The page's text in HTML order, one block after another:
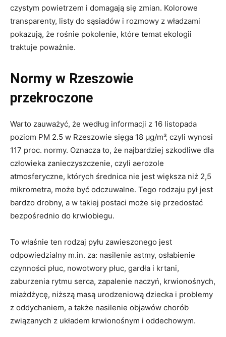
czystym powietrzem i domagają się zmian. Kolorowe
transparenty, listy do sąsiadów i rozmowy z władzami
pokazują, że rośnie pokolenie, które temat ekologii
traktuje poważnie.
Normy w Rzeszowie
przekroczone
Warto zauważyć, że według informacji z 16 listopada
poziom PM 2.5 w Rzeszowie sięga 18 µg/m³, czyli wynosi
117 proc. normy. Oznacza to, że najbardziej szkodliwe dla
człowieka zanieczyszczenie, czyli aerozole
atmosferyczne, których średnica nie jest większa niż 2,5
mikrometra, może być odczuwalne. Tego rodzaju pył jest
bardzo drobny, a w takiej postaci może się przedostać
bezpośrednio do krwiobiegu.
To właśnie ten rodzaj pyłu zawieszonego jest
odpowiedzialny m.in. za: nasilenie astmy, osłabienie
czynności płuc, nowotwory płuc, gardła i krtani,
zaburzenia rytmu serca, zapalenie naczyń, krwionośnych,
miażdżycę, niższą masą urodzeniową dziecka i problemy
z oddychaniem, a także nasilenie objawów chorób
związanych z układem krwionośnym i oddechowym.